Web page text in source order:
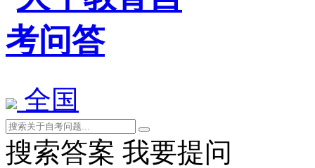
全国
搜索答案 我要提问